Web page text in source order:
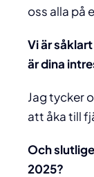
oss alla på
Vi är
är dina
Jag tycker
att åka till
Och
2025?